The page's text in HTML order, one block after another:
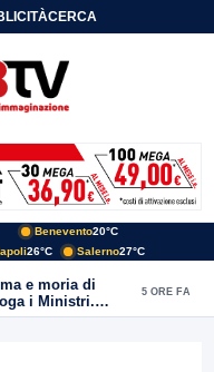
CERCA
Benevento20°C
26°C Salerno27°C
e moria di
i Ministri.
del
5 ORE FA